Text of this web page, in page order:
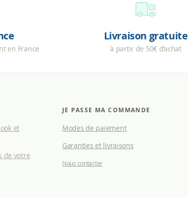
en France
Livraison gratuite
à partir de 50€ d’achat
et
de votre
JE PASSE MA COMMANDE
Modes de paiement
Garanties et livraisons
Nous contacter